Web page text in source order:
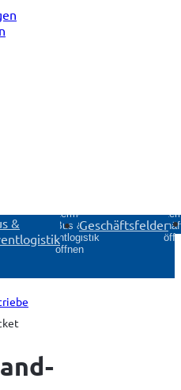
&
Untermenü
Bus &
Eventlogistik
öffnen
Geschäftsfelder